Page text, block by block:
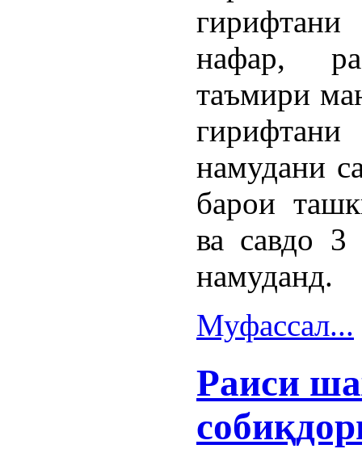
нафар,
таъмири
намудани
барои
ва савдо 3
намуданд.
Муфассал...
Раиси